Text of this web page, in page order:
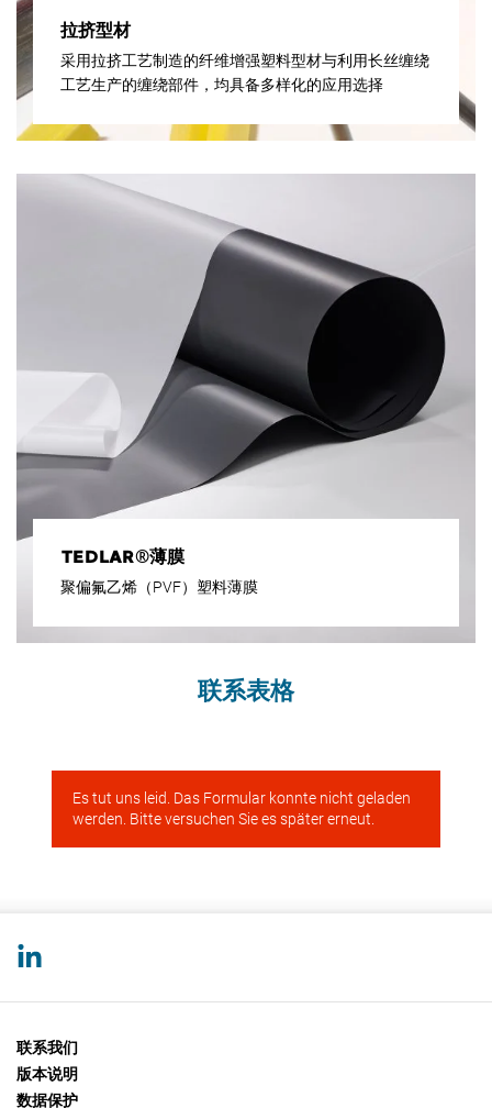
拉挤型材
采用拉挤工艺制造的纤维增强塑料型材与利用长丝缠绕
工艺生产的缠绕部件，均具备多样化的应用选择
TEDLAR®薄膜
聚偏氟乙烯（PVF）塑料薄膜
联系表格
联系我们
版本说明
数据保护